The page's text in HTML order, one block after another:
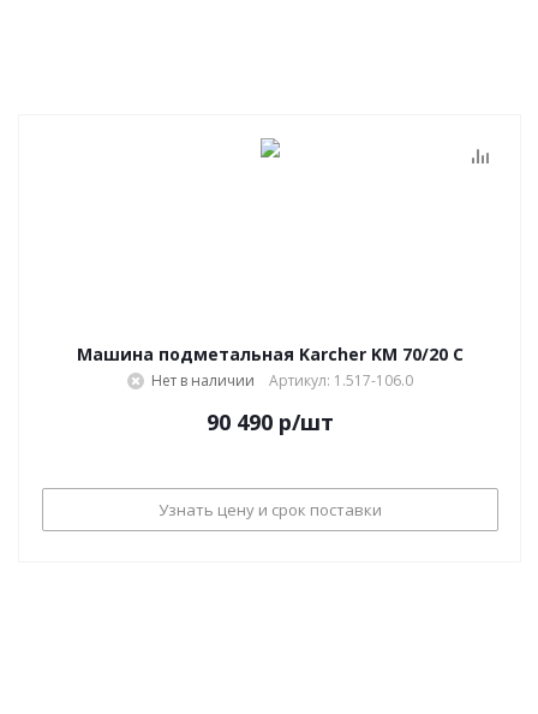
Машина подметальная Karcher KM 70/20 C
Нет в наличии Артикул: 1.517-106.0
90 490 р/шт
Узнать цену и срок поставки